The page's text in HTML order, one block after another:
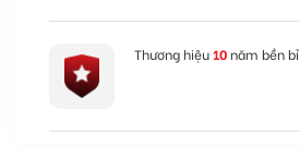
Thương hiệu 10 năm bền bỉ